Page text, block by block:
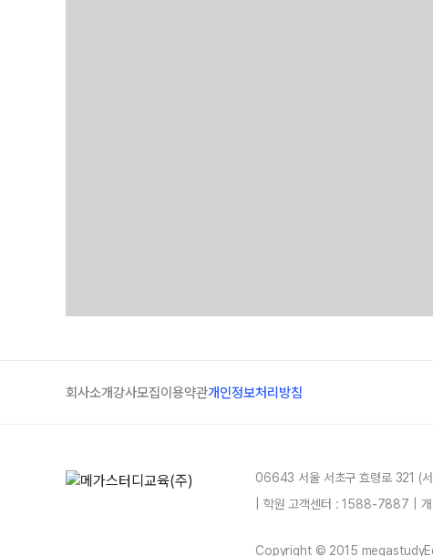
회사소개강사모집이용약관개인정보처리방침
06643 서울 서초구 효령로 321 (
| 학원 고객센터 : 1588-7887 |
Copyright © 2015